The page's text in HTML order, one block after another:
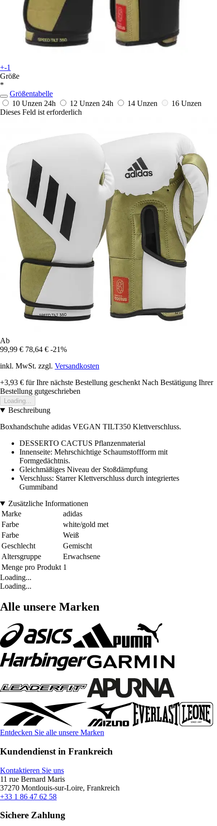
+-1
Größe
*
Größentabelle
10 Unzen 24h 12 Unzen 24h 14 Unzen
16 Unzen
Dieses Feld ist erforderlich
Ab
99,99 € 78,64 € -21%
inkl. MwSt. zzgl. Versandkosten
+3,93 € für Ihre nächste Bestellung geschenkt Nach Bestätigung Ihrer
Bestellung gutgeschrieben
Loading...
Beschreibung
Boxhandschuhe adidas VEGAN TILT350 Klettverschluss.
DESSERTO CACTUS Pflanzenmaterial
Innenseite: Mehrschichtige Schaumstoffform mit
Formgedächtnis.
Gleichmäßiges Niveau der Stoßdämpfung
Verschluss: Starrer Klettverschluss durch integriertes
Gummiband
Zusätzliche Informationen
Marke
adidas
Farbe
white/gold met
Farbe
Weiß
Geschlecht
Gemischt
Altersgruppe
Erwachsene
Menge pro Produkt 1
Loading...
Loading...
Alle unsere Marken
Entdecken Sie alle unsere Marken
Kundendienst in Frankreich
Kontaktieren Sie uns
11 rue Bernard Maris
37270 Montlouis-sur-Loire, Frankreich
+33 1 86 47 62 58
Sichere Zahlung